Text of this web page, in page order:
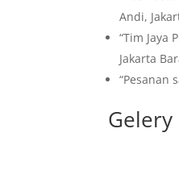
Andi,
“Tim Jaya
Jakarta
“Pesanan